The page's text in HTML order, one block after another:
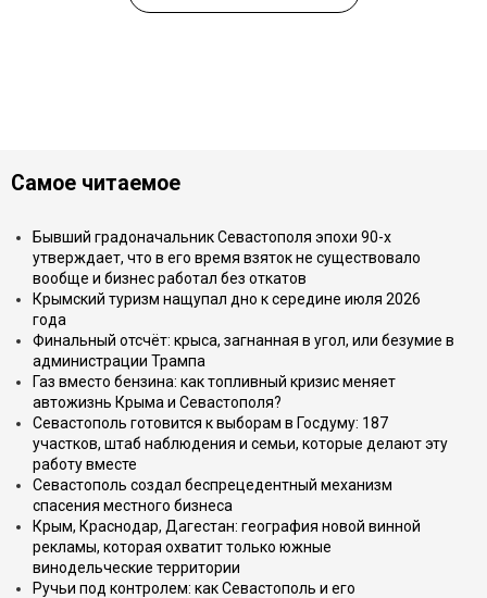
Самое читаемое
Бывший градоначальник Севастополя эпохи 90-х
утверждает, что в его время взяток не существовало
вообще и бизнес работал без откатов
Крымский туризм нащупал дно к середине июля 2026
года
Финальный отсчёт: крыса, загнанная в угол, или безумие в
администрации Трампа
Газ вместо бензина: как топливный кризис меняет
автожизнь Крыма и Севастополя?
Севастополь готовится к выборам в Госдуму: 187
участков, штаб наблюдения и семьи, которые делают эту
работу вместе
Севастополь создал беспрецедентный механизм
спасения местного бизнеса
Крым, Краснодар, Дагестан: география новой винной
рекламы, которая охватит только южные
винодельческие территории
Ручьи под контролем: как Севастополь и его